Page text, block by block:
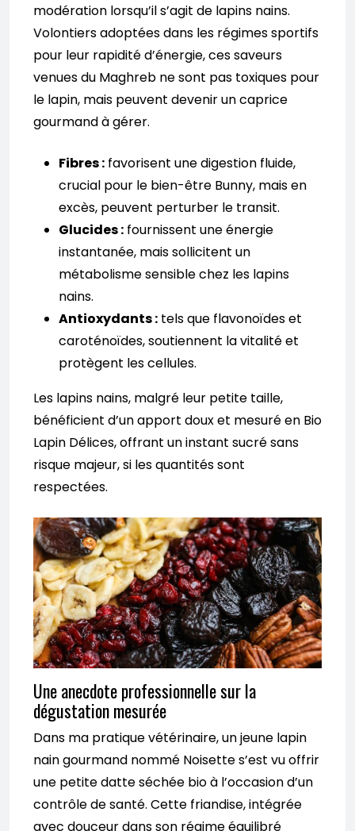
modération lorsqu’il s’agit de lapins nains.
Volontiers adoptées dans les régimes sportifs
pour leur rapidité d’énergie, ces saveurs
venues du Maghreb ne sont pas toxiques pour
le lapin, mais peuvent devenir un caprice
gourmand à gérer.
Fibres : favorisent une digestion fluide,
crucial pour le bien-être Bunny, mais en
excès, peuvent perturber le transit.
Glucides : fournissent une énergie
instantanée, mais sollicitent un
métabolisme sensible chez les lapins
nains.
Antioxydants : tels que flavonoïdes et
caroténoïdes, soutiennent la vitalité et
protègent les cellules.
Les lapins nains, malgré leur petite taille,
bénéficient d’un apport doux et mesuré en Bio
Lapin Délices, offrant un instant sucré sans
risque majeur, si les quantités sont
respectées.
Une anecdote professionnelle sur la
dégustation mesurée
Dans ma pratique vétérinaire, un jeune lapin
nain gourmand nommé Noisette s’est vu offrir
une petite datte séchée bio à l’occasion d’un
contrôle de santé. Cette friandise, intégrée
avec douceur dans son régime équilibré